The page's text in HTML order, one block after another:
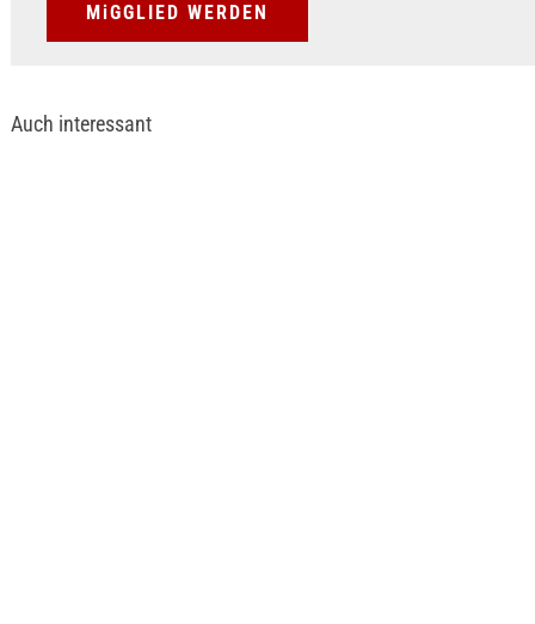
MiGGLIED WERDEN
Auch interessant